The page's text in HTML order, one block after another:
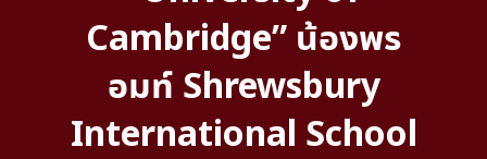
Cambridge” น้องพร
อมท์ Shrewsbury
International School